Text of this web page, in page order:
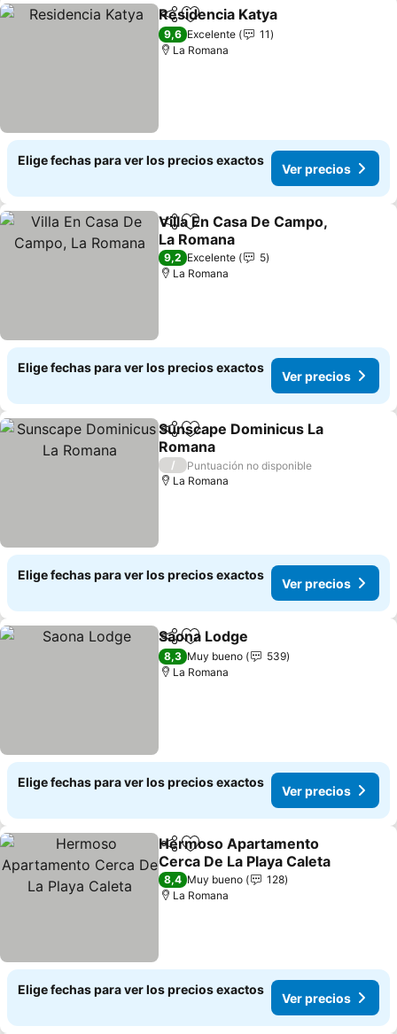
CompartirAgregar a favoritos
Residencia Katya
9,6 Excelente
11
La Romana
Elige fechas para ver los precios exactos
Ver precios
CompartirAgregar a favoritos
Villa En Casa De Campo,
La Romana
9,2 Excelente
5
La Romana
Elige fechas para ver los precios exactos
Ver precios
CompartirAgregar a favoritos
Sunscape Dominicus La
Romana
/
Puntuación no disponible
La Romana
Elige fechas para ver los precios exactos
Ver precios
CompartirAgregar a favoritos
Saona Lodge
8,3 Muy bueno
539
La Romana
Elige fechas para ver los precios exactos
Ver precios
CompartirAgregar a favoritos
Hermoso Apartamento
Cerca De La Playa Caleta
8,4 Muy bueno
128
La Romana
Elige fechas para ver los precios exactos
Ver precios